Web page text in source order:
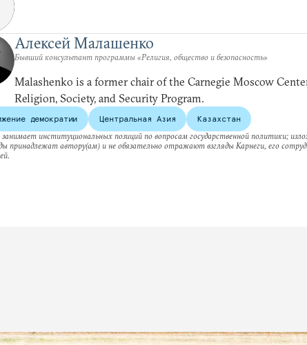
Алексей Малашенко
Бывший консультант программы «Религия, общество и безопасность»
Malashenko is a former chair of the Carnegie Moscow
Religion, Society, and Security Program.
демократии Центральная Азия
Казахстан
занимает институциональных позиций по вопросам государственной политики;
принадлежат автору(ам) и не обязательно отражают взгляды Карнеги, его